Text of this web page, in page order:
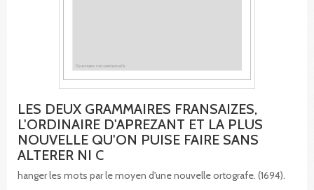
LES DEUX GRAMMAIRES FRANSAIZES,
L'ORDINAIRE D'APREZANT ET LA PLUS
NOUVELLE QU'ON PUISE FAIRE SANS
ALTERER NI C
hanger les mots par le moyen d'une nouvelle ortografe. (1694).